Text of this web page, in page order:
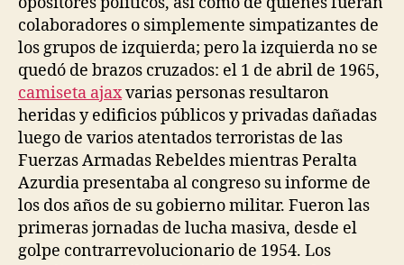
colaboradores o simplemente simpatizantes de
los grupos de izquierda; pero la izquierda no se
quedó de brazos cruzados: el 1 de abril de 1965,
camiseta ajaxvarias personas resultaron
heridas y edificios públicos y privadas dañadas
luego de varios atentados terroristas de las
Fuerzas Armadas Rebeldes mientras Peralta
Azurdia presentaba al congreso su informe de
los dos años de su gobierno militar. Fueron las
primeras jornadas de lucha masiva, desde el
golpe contrarrevolucionario de 1954. Los